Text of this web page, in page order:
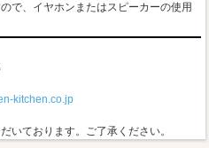
で、イヤホンまたはスピーカーの使用
kitchen.co.jp
いております。ご了承ください。